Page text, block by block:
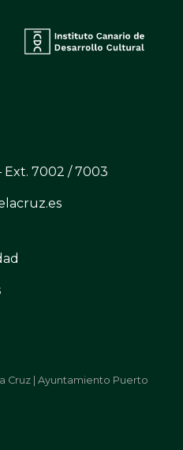
Ext. 7002 / 7003
Cruz | Ayuntamiento Puerto